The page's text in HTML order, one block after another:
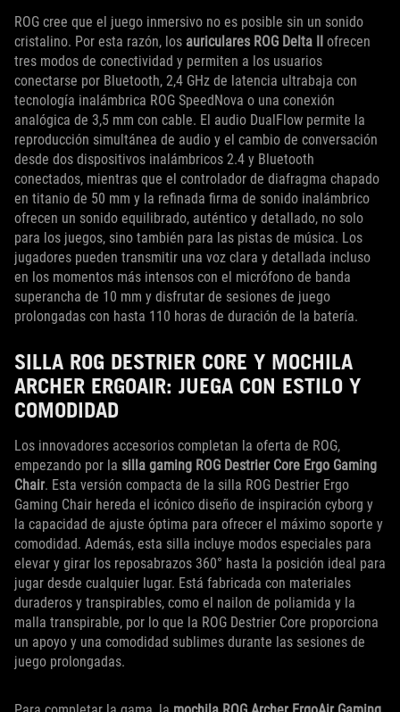
ROG cree que el juego inmersivo no es posible sin un sonido
cristalino. Por esta razón, los auriculares ROG Delta II ofrecen
tres modos de conectividad y permiten a los usuarios
conectarse por Bluetooth, 2,4 GHz de latencia ultrabaja con
tecnología inalámbrica ROG SpeedNova o una conexión
analógica de 3,5 mm con cable. El audio DualFlow permite la
reproducción simultánea de audio y el cambio de conversación
desde dos dispositivos inalámbricos 2.4 y Bluetooth
conectados, mientras que el controlador de diafragma chapado
en titanio de 50 mm y la refinada firma de sonido inalámbrico
ofrecen un sonido equilibrado, auténtico y detallado, no solo
para los juegos, sino también para las pistas de música. Los
jugadores pueden transmitir una voz clara y detallada incluso
en los momentos más intensos con el micrófono de banda
superancha de 10 mm y disfrutar de sesiones de juego
prolongadas con hasta 110 horas de duración de la batería.
SILLA ROG DESTRIER CORE Y MOCHILA
ARCHER ERGOAIR: JUEGA CON ESTILO Y
COMODIDAD
Los innovadores accesorios completan la oferta de ROG,
empezando por la silla gaming ROG Destrier Core Ergo Gaming
Chair. Esta versión compacta de la silla ROG Destrier Ergo
Gaming Chair hereda el icónico diseño de inspiración cyborg y
la capacidad de ajuste óptima para ofrecer el máximo soporte y
comodidad. Además, esta silla incluye modos especiales para
elevar y girar los reposabrazos 360° hasta la posición ideal para
jugar desde cualquier lugar. Está fabricada con materiales
duraderos y transpirables, como el nailon de poliamida y la
malla transpirable, por lo que la ROG Destrier Core proporciona
un apoyo y una comodidad sublimes durante las sesiones de
juego prolongadas.